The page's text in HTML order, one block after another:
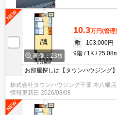
画像：23枚
10.3万円(管理
敷
103,000円
9階
1K
お部屋探しは【タウンハウジング
株式会社タウンハウジング千葉 本八幡店
情報更新日 2026/08/08